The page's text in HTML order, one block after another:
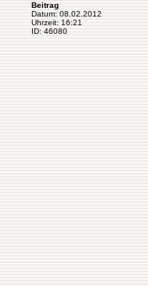
Beitrag
Datum: 08.02.2012
Uhrzeit: 16:21
ID: 46080